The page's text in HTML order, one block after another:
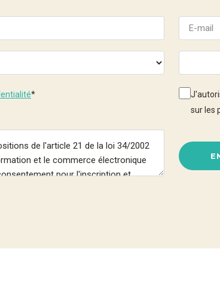
*
sur les